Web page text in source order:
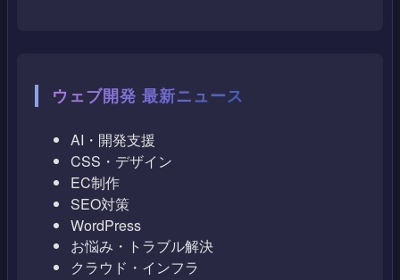
ウェブ開発 最新ニュース
AI・開発支援
CSS・デザイン
EC制作
SEO対策
WordPress
お悩み・トラブル解決
クラウド・インフラ